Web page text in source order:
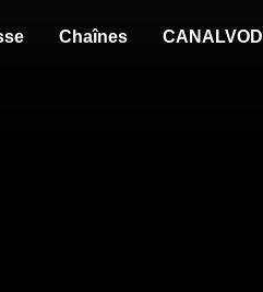
Chaînes CANALVOD